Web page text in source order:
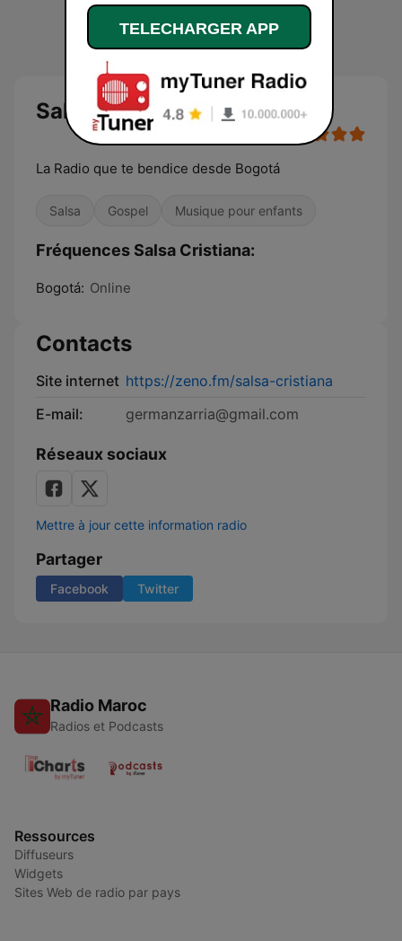
Salsa Cristiana
La Radio que te bendice desde Bogotá
Salsa Gospel Musique pour enfants
Fréquences Salsa Cristiana:
Bogotá: Online
Contacts
Site internet https://zeno.fm/salsa-cristiana
E-mail:
germanzarria@gmail.com
Réseaux sociaux
Mettre à jour cette information radio
Partager
Facebook Twitter
Radio Maroc
Radios et Podcasts
Ressources
Diffuseurs
Widgets
Sites Web de radio par pays
TELECHARGER APP